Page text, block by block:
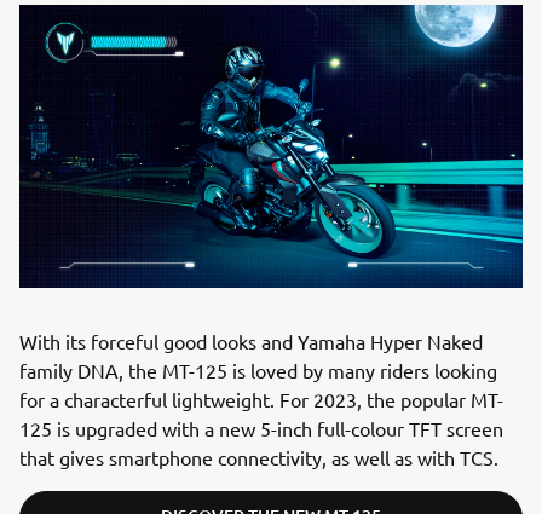
With its forceful good looks and Yamaha Hyper Naked
family DNA, the MT-125 is loved by many riders looking
for a characterful lightweight. For 2023, the popular MT-
125 is upgraded with a new 5-inch full-colour TFT screen
that gives smartphone connectivity, as well as with TCS.